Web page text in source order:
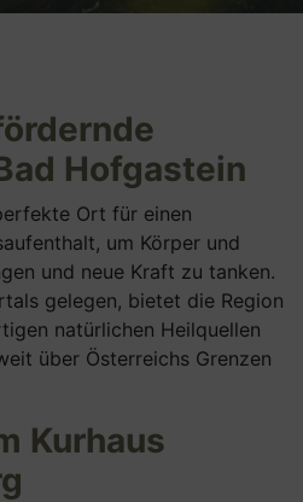
Hofgastein
Ort für einen
um Körper und
und neue Kraft zu tanken.
gelegen, bietet die Region
natürlichen Heilquellen
über Österreichs Grenzen
Kurhaus